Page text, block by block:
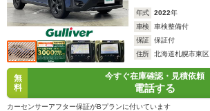
年式 2022年
車検
車検整備付
保証
保証付
住所
北海道札幌市東区
無
料
今すぐ在庫確認・見積依頼
電話する
カーセンサーアフター保証がBプランに付いています